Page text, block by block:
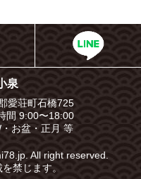
泉
愛荘町石橋725
間 9:00〜18:00
お盆・正月 等
All right reserved.
禁じます。